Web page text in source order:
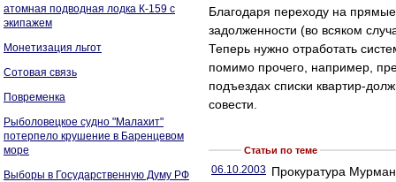
атомная подводная лодка К-159 с
экипажем
Монетизация льгот
Сотовая связь
Повременка
Рыболовецкое судно "Малахит"
потерпело крушение в Баренцевом
море
Выборы в Государственную Думу РФ
Благодаря переходу на
задолженности (во всяком
Теперь нужно отработать
помимо прочего, например,
подъездах списки квартир-
совести.
Статьи по теме
06.10.2003 Прокуратура